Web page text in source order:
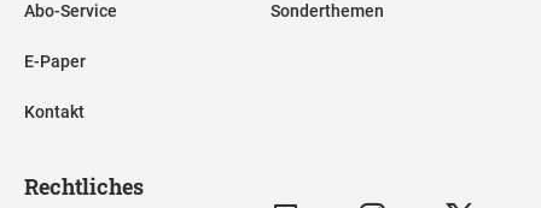
Abo-Service
E-Paper
Kontakt
Sonderthemen
Rechtliches